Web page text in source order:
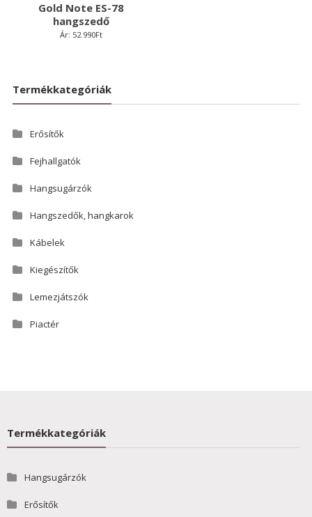
Gold Note ES-78
hangszedő
Ár: 52.990Ft
Termékkategóriák
Erősítők
Fejhallgatók
Hangsugárzók
Hangszedők, hangkarok
Kábelek
Kiegészítők
Lemezjátszók
Piactér
Termékkategóriák
Hangsugárzók
Erősítők